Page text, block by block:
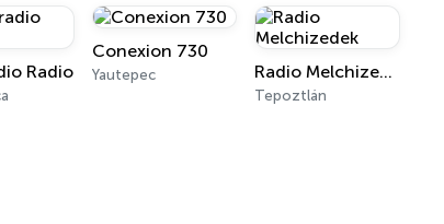
Radio
Conexion 730
Yautepec Radio Melchizedek
Tepoztlán